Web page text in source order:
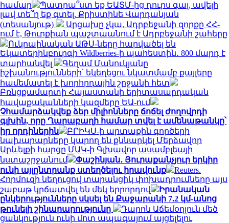
համար
Պատրա՞ստ եք ԵԱՏՄ-ից դուրս գալ, ավելի
լավ տե՞ղ եք գտել. Քրիստինե Վարդանյան
(տեսանյութ)
Արցախը չկա, Ադրբեջանի զորքը ՀՀ-
ում է, Թուրքիան պաշտպանում է Ադրբեջանի շահերը
Ուկրաինական ԱԹՍ-ները հարվածել են
Եկատերինբուրգի Wildberries-ի պահեստին․ 800 մարդ է
տարհանվել
Գեղամ Մանուկյանը
իշխանությունների՝ եկեղեցու նկատմամբ քայլերը
համեմատել է խորհրդային շրջանի հետ
Բռնցքամարտի Հայաստանի երիտասարդական
հավաքականների կազմերը ԵԱ-ում
Չհամարձակվեք ձեր միլիոնները ճոճել ժողովրդի
գլխին, որը Ղարաբաղի համար տվել է ամենաթանկը՝
իր որդիներին
ԲՐԻԿՍ-ի արտաքին գործերի
նախարարները կարող են քննարկել Մերձավոր
Արևելքի հարցը ՄԱԿ-ի Գլխավոր ասամբլեայի
նստաշրջանում
Փաշինյան․ Յուրաքանչյուր երկիր
ունի այլընտրանք ստեղծելու իրավունք
Reuters.
Հորմուզի նեղուցով տարանցիկ փոխադրումները այս
շաբաթ կրճատվել են մեկ երրորդով
Իրանական
ընկերությունները սկսել են Քաջարանի 7.2 կմ-անոց
թունելի շինարարությունը
Դարոն Աճեմօղլուն մեծ
ցանկություն ունի մոտ ապագայում այցելելու